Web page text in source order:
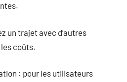
un trajet avec d’autres
coûts.
: pour les utilisateurs